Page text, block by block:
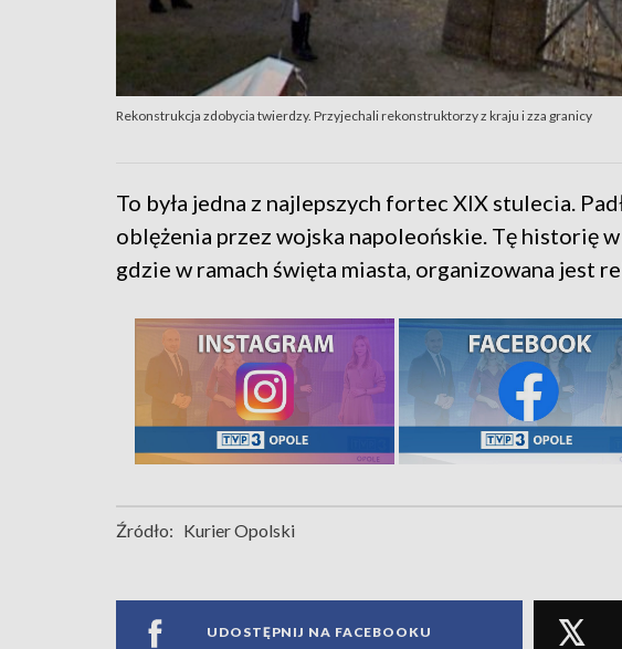
Rekonstrukcja zdobycia twierdzy. Przyjechali rekonstruktorzy z kraju i zza granicy
To była jedna z najlepszych fortec XIX stulecia.
oblężenia przez wojska napoleońskie. Tę historię
gdzie w ramach święta miasta, organizowana jest
Źródło: Kurier Opolski
UDOSTĘPNIJ NA FACEBOOKU